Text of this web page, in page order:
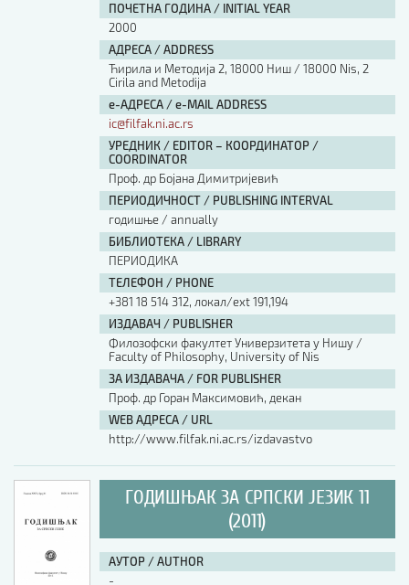
Шаблон прве стране и импресума [B5, ћир]
Шаблон прве стране и импресума [B5, лат]
Шаблон прве стране и импресума [B5, енг]
Етички кодекс
ПРЕТРАГА ИЗДАЊА
Наслов или део наслова
АУТОР / AUTHOR
ISBN
ПОЧЕТНА ГОДИНА / INITIAL YEAR
2000
АДРЕСА / ADDRESS
Ћирила и Методија 2, 18000 Ниш / 18000 Nis, 2
Cirila and Metodija
е-АДРЕСА / e-MAIL ADDRESS
ic@filfak.ni.ac.rs
УРЕДНИК / EDITOR – КООРДИНАТОР /
COORDINATOR
Проф. др Бојана Димитријевић
ПЕРИОДИЧНОСТ / PUBLISHING INTERVAL
годишње / annually
БИБЛИОТЕКА / LIBRARY
ПЕРИОДИКА
ТЕЛЕФОН / PHONE
+381 18 514 312, локал/ext 191,194
ИЗДАВАЧ / PUBLISHER
Филозофски факултет Универзитета у Нишу /
Faculty of Philosophy, University of Nis
ЗА ИЗДАВАЧА / FOR PUBLISHER
Проф. др Горан Максимовић, декан
WEB АДРЕСА / URL
http://www.filfak.ni.ac.rs/izdavastvo
ГОДИШЊАК ЗА СРПСКИ ЈЕЗИК 11
(2011)
АУТОР / AUTHOR
-